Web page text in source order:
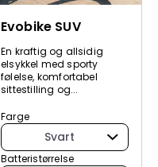
Evobike SUV
En kraftig og allsidig
elsykkel med sporty
følelse, komfortabel
sittestilling og...
Farge
Svart
Batteristørrelse